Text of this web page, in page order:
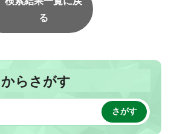
る
からさがす